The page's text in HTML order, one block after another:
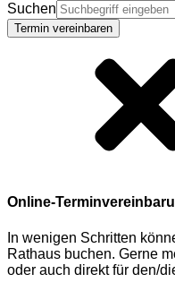
Suchen
Termin vereinbaren
Online-
In wenigen Schritten
Rathaus buchen. Gerne
oder auch direkt für den/